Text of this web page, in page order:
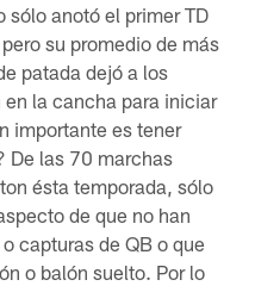
sólo anotó el primer TD
su promedio de más
patada dejó a los
la cancha para iniciar
importante es tener
De las 70 marchas
ésta temporada, sólo
de que no han
capturas de QB o que
o balón suelto. Por lo